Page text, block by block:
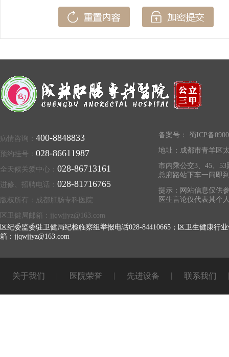
病情咨询： 400-8848833
预约挂号： 028-86611987
全天候关爱中心： 028-86713161
进修、招聘电话： 028-81716765
版权所有：成都肛肠专科医院
区卫健局邮箱：jjqwjjyz@163.com
备案号：
蜀ICP备
地址：成都市青羊区
市内乘公交3、45、
总府路站下车一问即
提示：网站信息仅供
医生言论仅代表其个
区纪委监委驻卫健局纪检临察组举报电话028-84410665；区卫生健康行
箱：jjqwjjyz@163.com
关于我们 医院荣誉 先进设备 联系我们